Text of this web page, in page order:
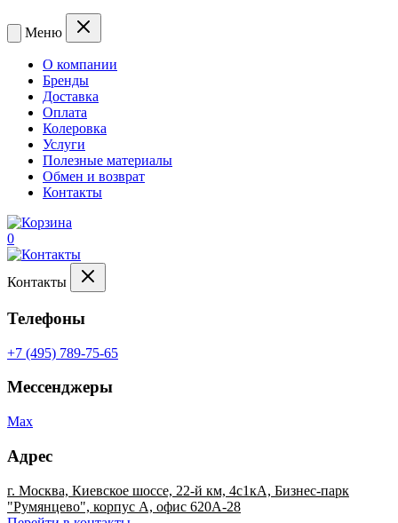
Меню
О компании
Бренды
Доставка
Оплата
Колеровка
Услуги
Полезные материалы
Обмен и возврат
Контакты
0
Контакты
Телефоны
+7 (495) 789-75-65
Мессенджеры
Max
Адрес
г. Москва, Киевское шоссе, 22-й км, 4с1кА, Бизнес-парк
"Румянцево", корпус А, офис 620А-28